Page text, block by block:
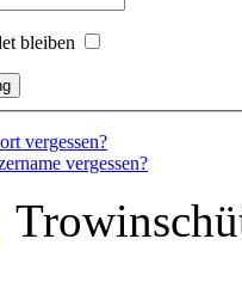
bleiben
vergessen?
vergessen?